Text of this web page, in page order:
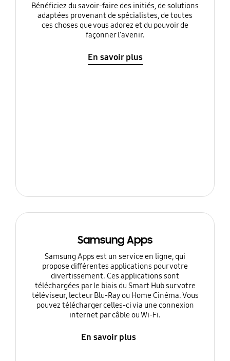
Bénéficiez du savoir-faire des initiés, de solutions
adaptées provenant de spécialistes, de toutes
ces choses que vous adorez et du pouvoir de
façonner l'avenir.
En savoir plus
Samsung Apps
Samsung Apps est un service en ligne, qui
propose différentes applications pour votre
divertissement. Ces applications sont
téléchargées par le biais du Smart Hub sur votre
téléviseur, lecteur Blu-Ray ou Home Cinéma. Vous
pouvez télécharger celles-ci via une connexion
internet par câble ou Wi-Fi.
En savoir plus